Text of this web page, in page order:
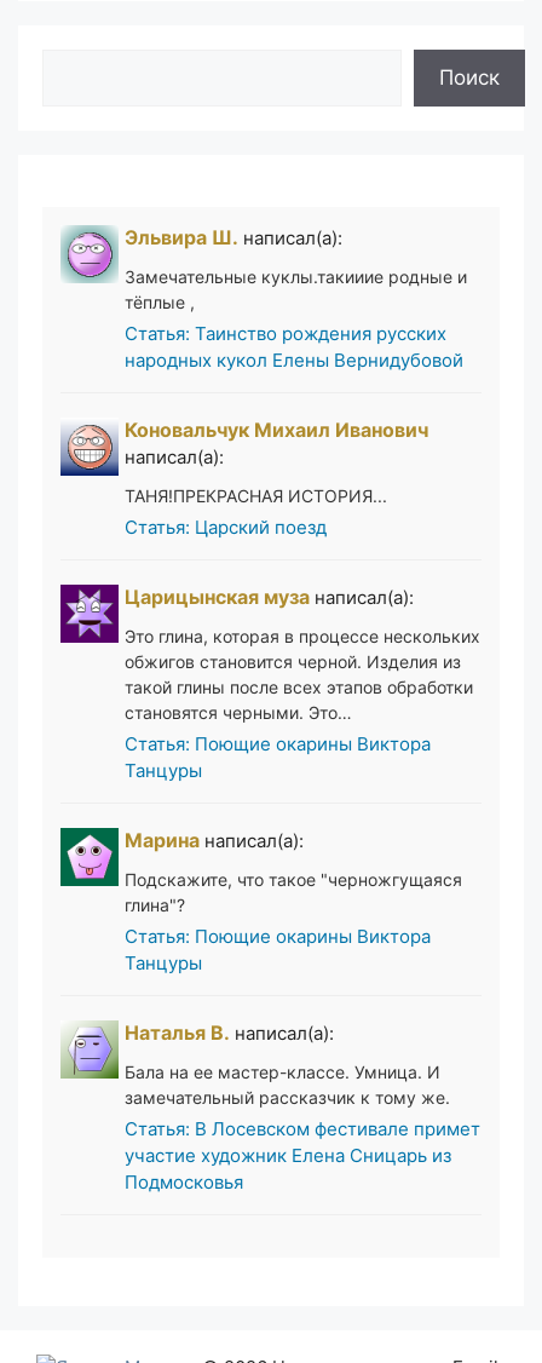
Поиск
Эльвира Ш. написал(а):
Замечательные куклы.такииие родные и
тёплые ,
Статья: Таинство рождения русских
народных кукол Елены Вернидубовой
Коновальчук Михаил Иванович
написал(а):
ТАНЯ!ПРЕКРАСНАЯ ИСТОРИЯ...
Статья: Царский поезд
Царицынская муза написал(а):
Это глина, которая в процессе нескольких
обжигов становится черной. Изделия из
такой глины после всех этапов обработки
становятся черными. Это…
Статья: Поющие окарины Виктора
Танцуры
Марина написал(а):
Подскажите, что такое "черножгущаяся
глина"?
Статья: Поющие окарины Виктора
Танцуры
Наталья В. написал(а):
Бала на ее мастер-классе. Умница. И
замечательный рассказчик к тому же.
Статья: В Лосевском фестивале примет
участие художник Елена Сницарь из
Подмосковья